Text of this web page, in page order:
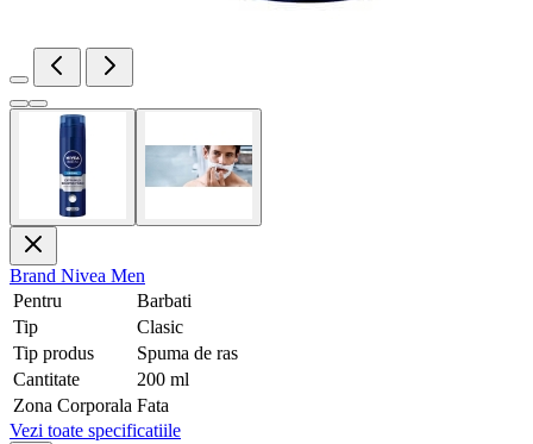
Brand Nivea Men
Pentru
Barbati
Tip
Clasic
Tip produs
Spuma de ras
Cantitate
200 ml
Zona Corporala Fata
Vezi toate specificatiile